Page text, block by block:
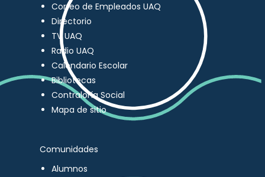
Correo de Empleados UAQ
Directorio
TV UAQ
Radio UAQ
Calendario Escolar
Bibliotecas
Contraloría Social
Mapa de sitio
Comunidades
Alumnos